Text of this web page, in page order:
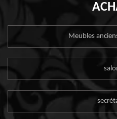
Meubles